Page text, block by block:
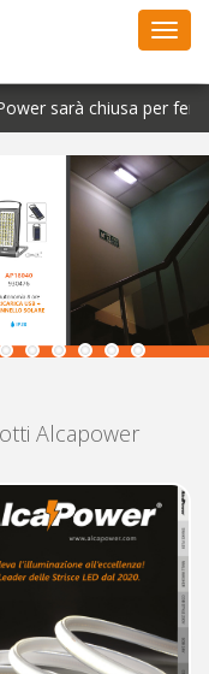
sarà chiusa per ferie
Alcapower